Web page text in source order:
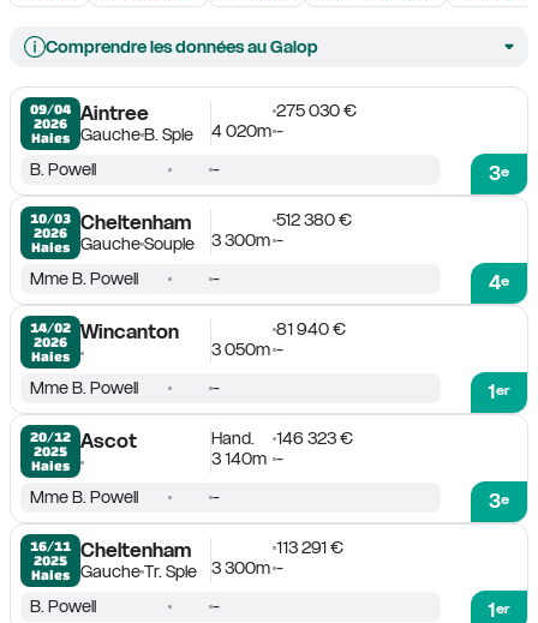
Comprendre les données au Galop
09/04
2026
Haies
Aintree
GaucheB. Sple
275 030 €
4 020m -
3e
B. Powell -
10/03
2026
Haies
Cheltenham
GaucheSouple
512 380 €
3 300m -
4e
Mme B. Powell -
14/02
2026
Haies
Wincanton
81 940 €
3 050m -
1er
Mme B. Powell -
20/12
2025
Haies
Ascot Hand.
146 323 €
3 140m -
3e
Mme B. Powell -
16/11
2025
Haies
Cheltenham
GaucheTr. Sple
113 291 €
3 300m -
1er
B. Powell -